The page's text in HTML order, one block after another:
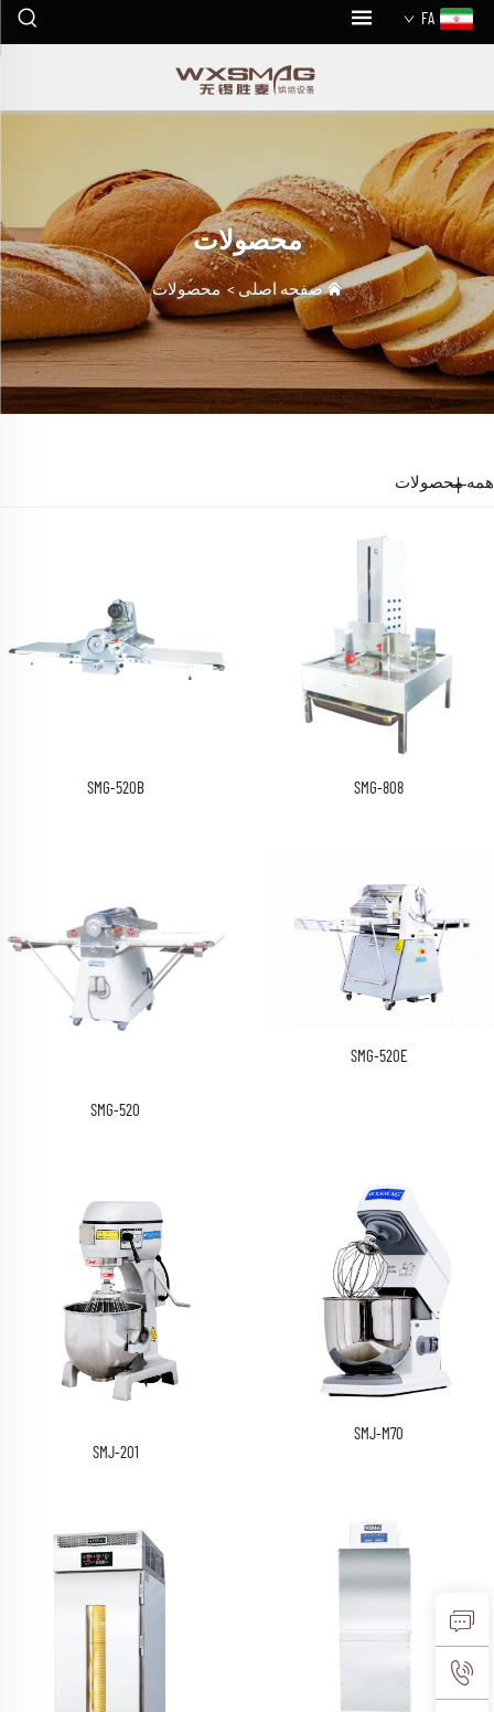
FA
محصولات
صفحه اصلی >محصولات
همه محصولات
SMG-808
SMG-520B
SMG-520E
SMG-520
SMJ-M70
SMJ-201